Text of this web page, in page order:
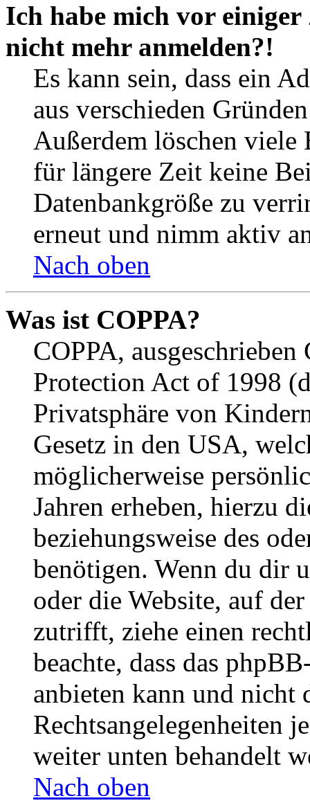
Ich habe mich vor
nicht mehr anmelden?!
Es kann sein, dass ein
aus verschieden
Außerdem löschen viele
für längere Zeit keine
Datenbankgröße zu
erneut und nimm aktiv
Nach oben
Was ist COPPA?
COPPA,
Protection Act of 1998
Privatsphäre von
Gesetz in den USA,
möglicherweise
Jahren erheben, hierzu
beziehungsweise des
benötigen. Wenn du dir
oder die Website, auf
zutrifft, ziehe einen
beachte, dass das
anbieten kann und nicht
Rechtsangelegenheiten
weiter unten behandelt
Nach oben